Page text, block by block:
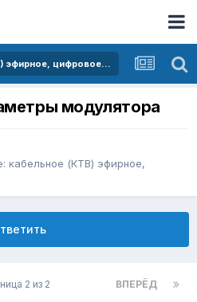
Телевидение: кабельное (КТВ) эфирное, цифровое (DVB), IPTV и OTT
модулятора
кабельное (КТВ) эфирное,
ВПЕРЁД
2 из 2